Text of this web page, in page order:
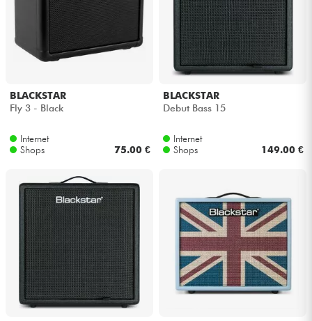
BLACKSTAR
Fly 3 - Black
Internet
Shops
75.00 €
BLACKSTAR
Debut Bass 15
Internet
Shops
149.00 €